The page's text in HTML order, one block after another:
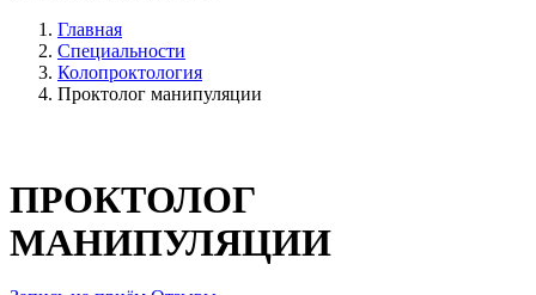
Главная
Специальности
Колопроктология
Проктолог манипуляции
ПРОКТОЛОГ
МАНИПУЛЯЦИИ